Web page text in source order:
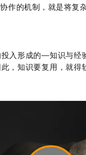
作的机制，就是将复
入形成的—知识与
，知识要复用，就